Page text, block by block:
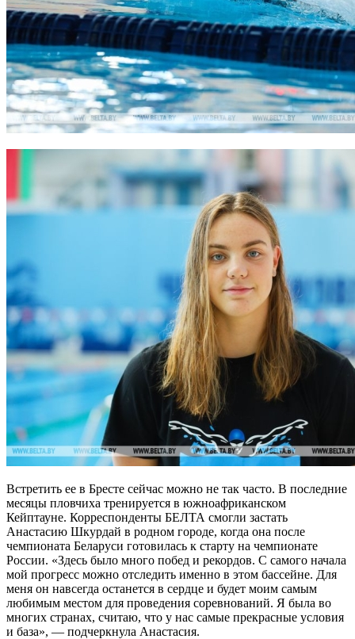
Встретить ее в Бресте сейчас можно не так часто. В последние
месяцы пловчиха тренируется в южноафриканском
Кейптауне. Корреспонденты БЕЛТА смогли застать
Анастасию Шкурдай в родном городе, когда она после
чемпионата Беларуси готовилась к старту на чемпионате
России. «Здесь было много побед и рекордов. С самого начала
мой прогресс можно отследить именно в этом бассейне. Для
меня он навсегда останется в сердце и будет моим самым
любимым местом для проведения соревнований. Я была во
многих странах, считаю, что у нас самые прекрасные условия
и база», — подчеркнула Анастасия.